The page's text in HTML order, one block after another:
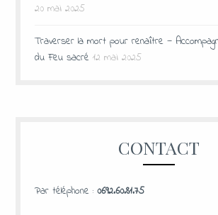
20 mai 2025
Traverser la mort pour renaître —
du Feu sacré 12 mai 2025
CONTACT
Par téléphone :0692.60.81.75